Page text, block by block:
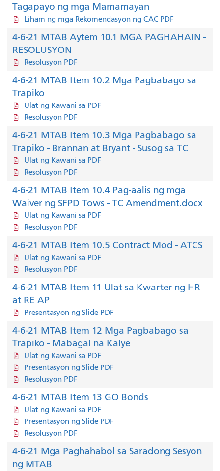
Tagapayo ng mga Mamamayan
Liham ng mga Rekomendasyon ng CAC PDF
4-6-21 MTAB Aytem 10.1 MGA PAGHAHAIN -
RESOLUSYON
Resolusyon PDF
4-6-21 MTAB Item 10.2 Mga Pagbabago sa
Trapiko
Ulat ng Kawani sa PDF
Resolusyon PDF
4-6-21 MTAB Item 10.3 Mga Pagbabago sa
Trapiko - Brannan at Bryant - Susog sa TC
Ulat ng Kawani sa PDF
Resolusyon PDF
4-6-21 MTAB Item 10.4 Pag-aalis ng mga
Waiver ng SFPD Tows - TC Amendment.docx
Ulat ng Kawani sa PDF
Resolusyon PDF
4-6-21 MTAB Item 10.5 Contract Mod - ATCS
Ulat ng Kawani sa PDF
Resolusyon PDF
4-6-21 MTAB Item 11 Ulat sa Kwarter ng HR
at RE AP
Presentasyon ng Slide PDF
4-6-21 MTAB Item 12 Mga Pagbabago sa
Trapiko - Mabagal na Kalye
Ulat ng Kawani sa PDF
Presentasyon ng Slide PDF
Resolusyon PDF
4-6-21 MTAB Item 13 GO Bonds
Ulat ng Kawani sa PDF
Presentasyon ng Slide PDF
Resolusyon PDF
4-6-21 Mga Paghahabol sa Saradong Sesyon
ng MTAB